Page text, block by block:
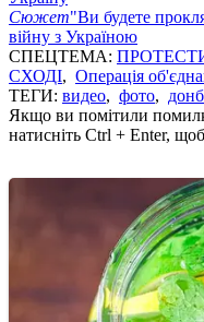
Сюжет"Ви будете
війну з Україною
СПЕЦТЕМА:
СХОДІ, Операція
ТЕГИ: видео, фото,
Якщо ви помітили
натисніть Ctrl + Enter,